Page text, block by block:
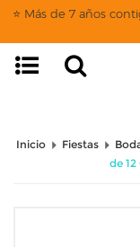
⭐ Más de 7 años
Inicio Fiestas
de